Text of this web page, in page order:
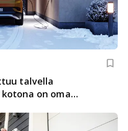
talvella
on oma